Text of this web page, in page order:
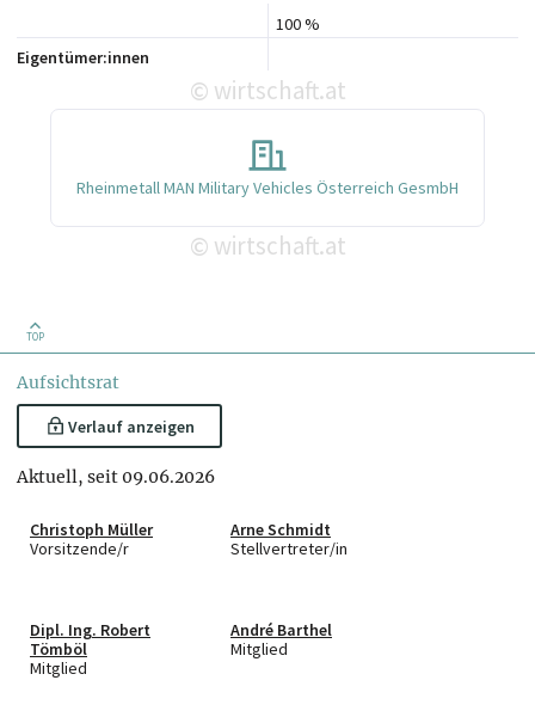
100 %
Eigentümer:innen
© wirtschaft.at
Rheinmetall MAN Military Vehicles Österreich GesmbH
© wirtschaft.at
TOP
Aufsichtsrat
Verlauf anzeigen
Aktuell, seit 09.06.2026
Christoph Müller
Vorsitzende/r
Arne Schmidt
Stellvertreter/in
Dipl. Ing. Robert
Tömböl
Mitglied
André Barthel
Mitglied